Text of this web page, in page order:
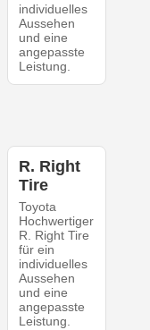
individuelles
Aussehen
und eine
angepasste
Leistung.
R. Right
Tire
Toyota
Hochwertiger
R. Right Tire
für ein
individuelles
Aussehen
und eine
angepasste
Leistung.